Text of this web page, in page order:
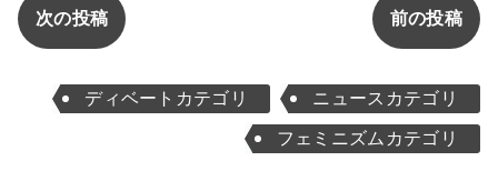
次の投稿 前の投稿
ディベートカテゴリ
ニュースカテゴリ
フェミニズムカテゴリ